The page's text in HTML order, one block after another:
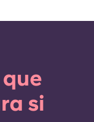
si